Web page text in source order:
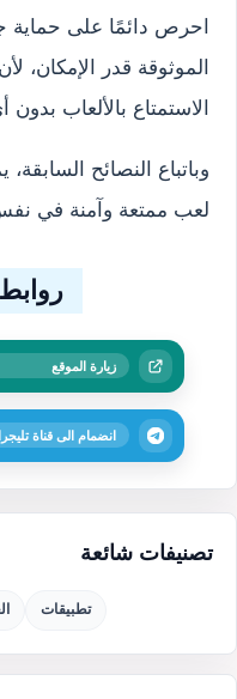
تصنيفات شائعة
تطبيقات
احرص دائمًا على حماية
الموثوقة قدر الإمكان،
الاستمتاع بالألعاب
وباتباع النصائح
لعب ممتعة وآمنة في
زيارة الموقع
انضمام الى قناة